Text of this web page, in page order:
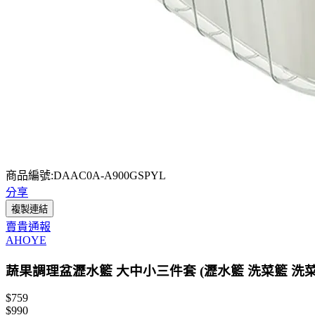
商品編號:DAAC0A-A900GSPYL
分享
複製連結
賣貴通報
AHOYE
蔬果調理盆瀝水籃 大中小三件套 (瀝水籃 洗菜籃 洗
$759
$990